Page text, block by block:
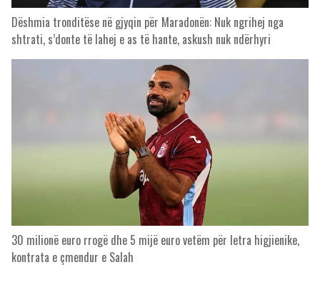
Dëshmia tronditëse në gjyqin për Maradonën: Nuk ngrihej nga
shtrati, s’donte të lahej e as të hante, askush nuk ndërhyri
30 milionë euro rrogë dhe 5 mijë euro vetëm për letra higjienike,
kontrata e çmendur e Salah